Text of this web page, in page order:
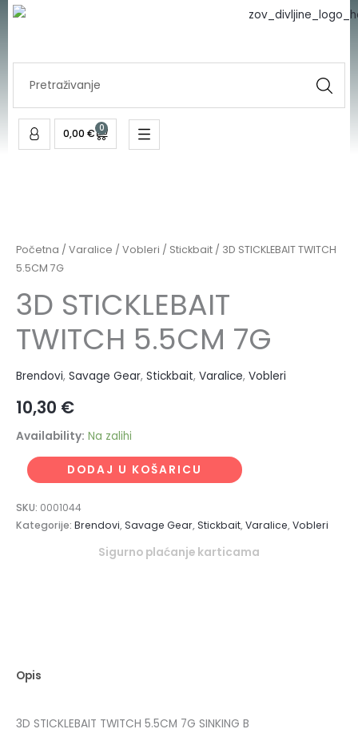
Skip
0,00 € 0
Cart
Početna / Varalice / Vobleri / Stickbait / 3D STICKLEBAIT TWITCH
5.5CM 7G
3D STICKLEBAIT
TWITCH 5.5CM 7G
Brendovi, Savage Gear, Stickbait, Varalice, Vobleri
10,30 €
Availability: Na zalihi
TWITCH
5.5CM
količina
DODAJ U KOŠARICU
SKU: 0001044
Kategorije: Brendovi,Savage Gear,Stickbait,Varalice,Vobleri
Sigurno plaćanje karticama
Opis
3D STICKLEBAIT TWITCH 5.5CM 7G SINKING B
5.5CM
količina